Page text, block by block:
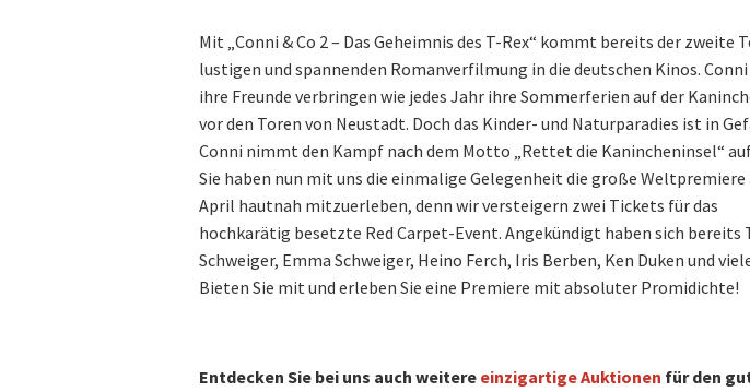
Mit „Conni & Co 2 – Das Geheimnis des T-Rex“ kommt bereits der zweite
lustigen und spannenden Romanverfilmung in die deutschen Kinos. Conni
ihre Freunde verbringen wie jedes Jahr ihre Sommerferien auf der
vor den Toren von Neustadt. Doch das Kinder- und Naturparadies ist in
Conni nimmt den Kampf nach dem Motto „Rettet die Kanincheninsel“
Sie haben nun mit uns die einmalige Gelegenheit die große Weltpremiere
April hautnah mitzuerleben, denn wir versteigern zwei Tickets für das
hochkarätig besetzte Red Carpet-Event. Angekündigt haben sich bereits
Schweiger, Emma Schweiger, Heino Ferch, Iris Berben, Ken Duken und
Bieten Sie mit und erleben Sie eine Premiere mit absoluter Promidichte!
Entdecken Sie bei uns auch weitere einzigartige Auktionen für den